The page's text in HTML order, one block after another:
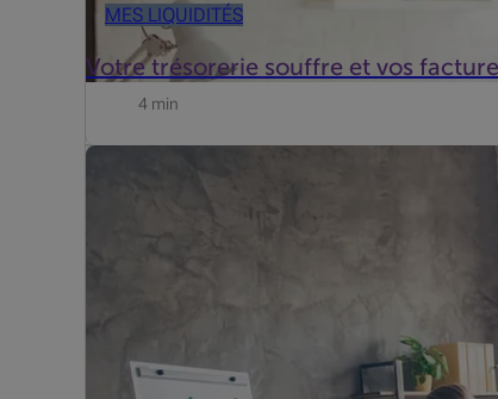
MES LIQUIDITÉS
Votre trésorerie souffre et vos
4 min
Imaginez une entreprise dont le chiffre d'affaires